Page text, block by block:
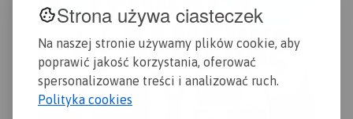
Strona używa ciasteczek
Na naszej stronie używamy plików cookie, aby
poprawić jakość korzystania, oferować
spersonalizowane treści i analizować ruch.
Polityka cookies